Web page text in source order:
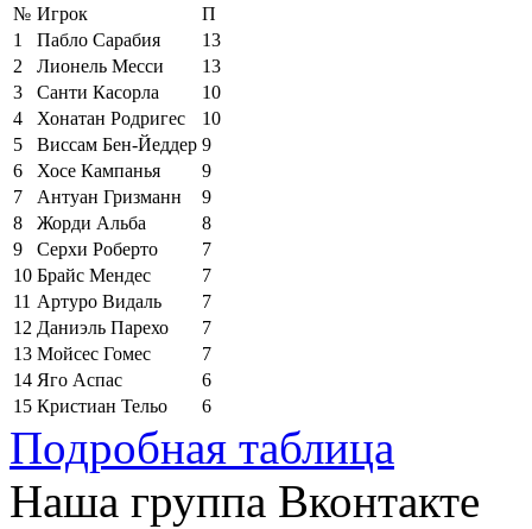
№ Игрок
П
1
Пабло Сарабия
13
2
Лионель Месси
13
3
Санти Касорла
10
4
Хонатан Родригес
10
5
Виссам Бен-Йеддер 9
6
Хосе Кампанья
9
7
Антуан Гризманн
9
8
Жорди Альба
8
9
Серхи Роберто
7
10 Брайс Мендес
7
11 Артуро Видаль
7
12 Даниэль Парехо
7
13 Мойсес Гомес
7
14 Яго Аспас
6
15 Кристиан Тельо 6
Подробная таблица
Наша группа Вконтакте